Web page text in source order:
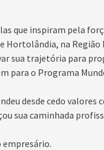
que inspiram pela
Hortolândia, na
sua trajetória para
para o Programa
desde cedo valores
sua caminhada
empresário.